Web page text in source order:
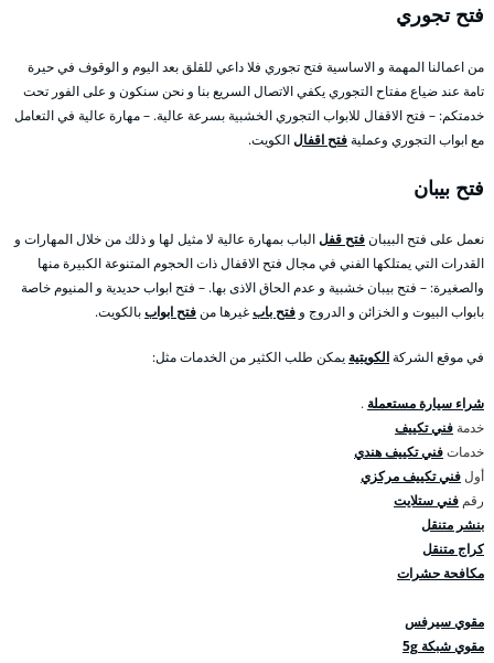
فتح تجوري
من اعمالنا المهمة و الاساسية فتح تجوري فلا داعي للقلق بعد اليوم و الوقوف في حيرة
تامة عند ضياع مفتاح التجوري يكفي الاتصال السريع بنا و نحن سنكون و على الفور تحت
خدمتكم: – فتح الاقفال للابواب التجوري الخشبية بسرعة عالية. – مهارة عالية في التعامل
مع ابواب التجوري وعمليةفتح اقفالالكويت.
فتح بيبان
نعمل على فتح البيبانفتح قفلالباب بمهارة عالية لا مثيل لها و ذلك من خلال المهارات و
القدرات التي يمتلكها الفني في مجال فتح الاقفال ذات الحجوم المتنوعة الكبيرة منها
والصغيرة: – فتح بيبان خشبية و عدم الحاق الاذى بها. – فتح ابواب حديدية و المنيوم خاصة
بابواب البيوت و الخزائن و الدروج و فتح بابغيرها منفتح ابواببالكويت.
في موقع الشركةالكويتية يمكن طلب الكثير من الخدمات مثل:
شراء سيارة مستعملة .
خدمة فني تكييف
خدماتفني تكييف هندي
أولفني تكييف مركزي
رقم فني ستلايت
بنشر متنقل
كراج متنقل
مكافحة حشرات
مقوي سيرفس
مقوي شبكة 5g